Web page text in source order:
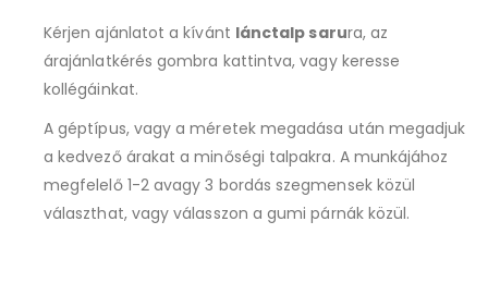
Kérjen ajánlatot a kívánt lánctalp sarura, az
árajánlatkérés gombra kattintva, vagy keresse
kollégáinkat.
A géptípus, vagy a méretek megadása után megadjuk
a kedvező árakat a minőségi talpakra. A munkájához
megfelelő 1-2 avagy 3 bordás szegmensek közül
választhat, vagy válasszon a gumi párnák közül.